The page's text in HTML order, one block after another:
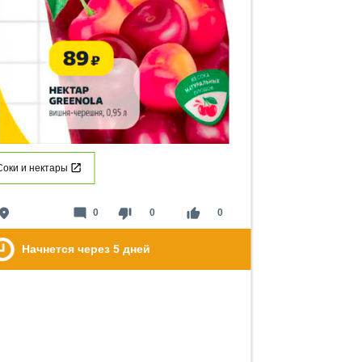
и нектары
place thumb_down 0 thumb_up 0
mode_comment 0
Начнется через 5 дней